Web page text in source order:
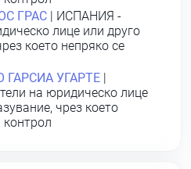
ГРАС | ИСПАНИЯ -
лице или друго
което непряко се
УГАРТЕ
на юридическо лице
чрез което